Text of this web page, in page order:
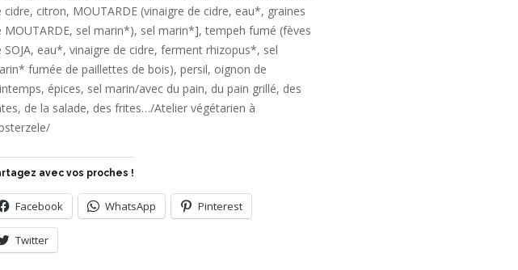
cidre, citron, MOUTARDE (vinaigre de cidre, eau*, graines
MOUTARDE, sel marin*), sel marin*], tempeh fumé (fèves
SOJA, eau*, vinaigre de cidre, ferment rhizopus*, sel
fumée de paillettes de bois), persil, oignon de
épices, sel marin/avec du pain, du pain grillé, des
de la salade, des frites…/Atelier végétarien à
avec vos proches !
Facebook WhatsApp Pinterest
Twitter